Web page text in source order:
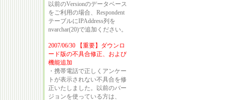
以前のVersionのデータベース
をご利用の場合、Respondent
テーブルにIPAddress列を
nvarchar(20)で追加ください。
2007/06/30 【重要】ダウンロ
ード版の不具合修正、および
機能追加
・携帯電話で正しくアンケー
トが表示されない不具合を修
正いたしました。以前のバー
ジョンを使っている方は、